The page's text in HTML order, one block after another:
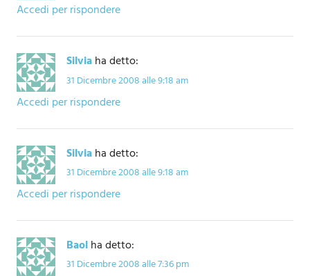
Accedi per rispondere
Silviaha detto:
31 Dicembre 2008 alle 9:18 am
Accedi per rispondere
Silviaha detto:
31 Dicembre 2008 alle 9:18 am
Accedi per rispondere
Baolha detto:
31 Dicembre 2008 alle 7:36 pm